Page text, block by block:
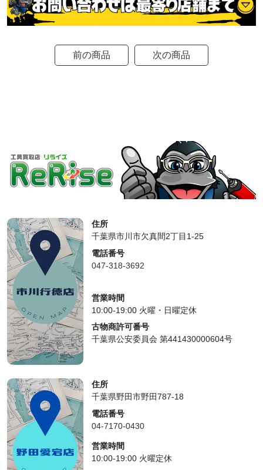
前の商品 次の商品
住所
千葉県市川市欠真間2丁目1-25
電話番号
047-318-3692
営業時間
10:00-19:00 火曜・日曜定休
古物商許可番号
千葉県公安委員会 第441430000604号
住所
千葉県野田市野田787-18
電話番号
04-7170-0430
営業時間
10:00-19:00 火曜定休